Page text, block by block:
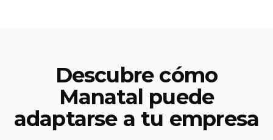
Descubre cómo
Manatal puede
adaptarse a tu empresa